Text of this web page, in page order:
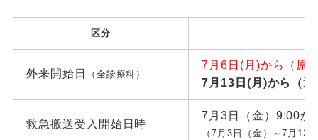
区分
外来開始日 （全診療科）
7月6日(月)から（原
7月13日(月)から（
救急搬送受入開始日時
7月3日（金）9:00か
（7月3日（金）～7月12